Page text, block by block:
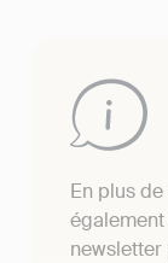
En plus